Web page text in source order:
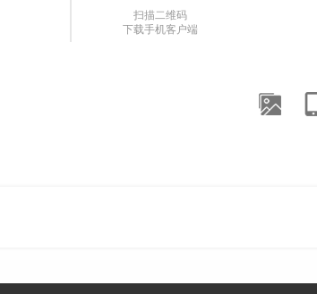
等行业标准的正式实施，为蓝碳计量和交易打下
认”；2024年6月，宁波、厦门、广东深圳等五地
扫描二维码
下载手机客户端